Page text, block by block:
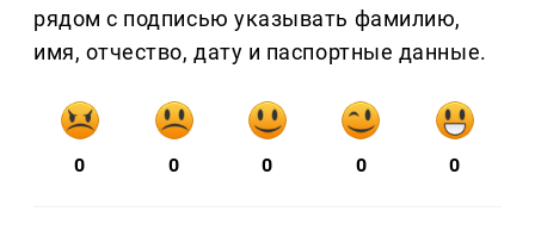
рядом с подписью указывать фамилию,
имя, отчество, дату и паспортные данные.
0 0 0 0 0